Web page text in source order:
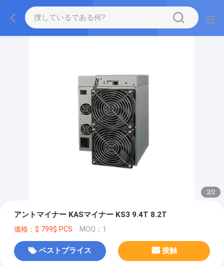
2/2
アントマイナー KASマイナー KS3 9.4T 8.2T
価格：$ 799$ PCS MOQ：1
ベストプライス 接触